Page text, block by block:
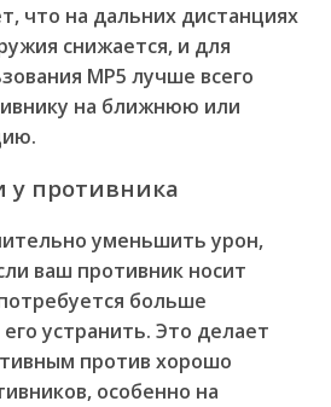
что на дальних дистанциях
снижается, и для
MP5 лучше всего
на ближнюю или
у противника
уменьшить урон,
ваш противник носит
больше
устранить. Это делает
против хорошо
особенно на